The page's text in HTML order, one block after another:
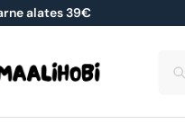
alates 39€